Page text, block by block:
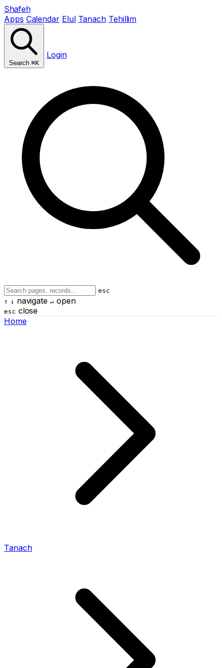
Shafeh
Apps Calendar Elul Tanach Tehillim
Search ⌘K
Login
esc
↑ ↓ navigate ↵open
esc close
Home
Tanach